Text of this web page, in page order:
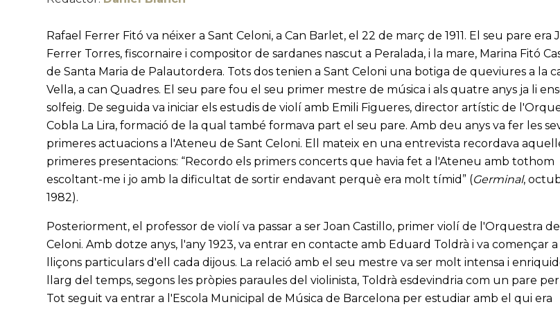
Rafael Ferrer Fitó va néixer a Sant Celoni, a Can Barlet, el 22 de març de 1911. El seu pare era
Ferrer Torres, fiscornaire i compositor de sardanes nascut a Peralada, i la mare, Marina Fitó
de Santa Maria de Palautordera. Tots dos tenien a Sant Celoni una botiga de queviures a la
Vella, a can Quadres. El seu pare fou el seu primer mestre de música i als quatre anys ja li
solfeig. De seguida va iniciar els estudis de violí amb Emili Figueres, director artístic de
Cobla La Lira, formació de la qual també formava part el seu pare. Amb deu anys va fer les
primeres actuacions a l'Ateneu de Sant Celoni. Ell mateix en una entrevista recordava
primeres presentacions: “Recordo els primers concerts que havia fet a l'Ateneu amb tothom
escoltant-me i jo amb la dificultat de sortir endavant perquè era molt tímid” (Germinal,
1982).
Posteriorment, el professor de violí va passar a ser Joan Castillo, primer violí de l'Orquestra
Celoni. Amb dotze anys, l'any 1923, va entrar en contacte amb Eduard Toldrà i va començar
lliçons particulars d'ell cada dijous. La relació amb el seu mestre va ser molt intensa i
llarg del temps, segons les pròpies paraules del violinista, Toldrà esdevindria com un pare
Tot seguit va entrar a l'Escola Municipal de Música de Barcelona per estudiar amb el qui era